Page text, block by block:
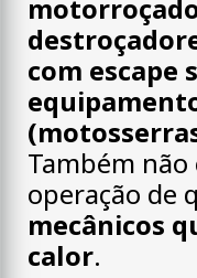
com escape
Também
operação de
mecânicos
calor.